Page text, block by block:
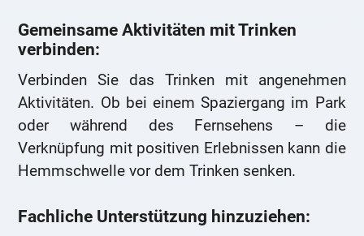
Gemeinsame Aktivitäten mit Trinken
verbinden:
Verbinden Sie das Trinken mit angenehmen
Aktivitäten. Ob bei einem Spaziergang im Park
oder während des Fernsehens – die
Verknüpfung mit positiven Erlebnissen kann die
Hemmschwelle vor dem Trinken senken.
Fachliche Unterstützung hinzuziehen: